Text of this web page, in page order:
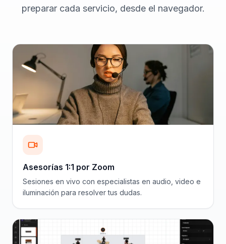
preparar cada servicio, desde el navegador.
Asesorías 1:1 por Zoom
Sesiones en vivo con especialistas en audio, video e
iluminación para resolver tus dudas.